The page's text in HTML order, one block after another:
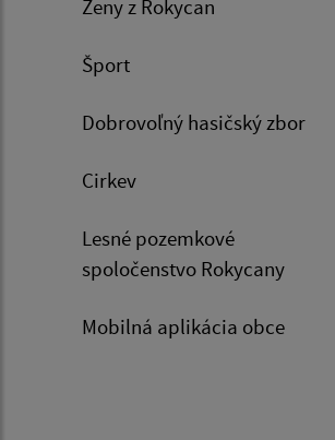
Ženy z Rokycan
Šport
Dobrovoľný hasičský zbor
Cirkev
Lesné pozemkové
spoločenstvo Rokycany
Mobilná aplikácia obce